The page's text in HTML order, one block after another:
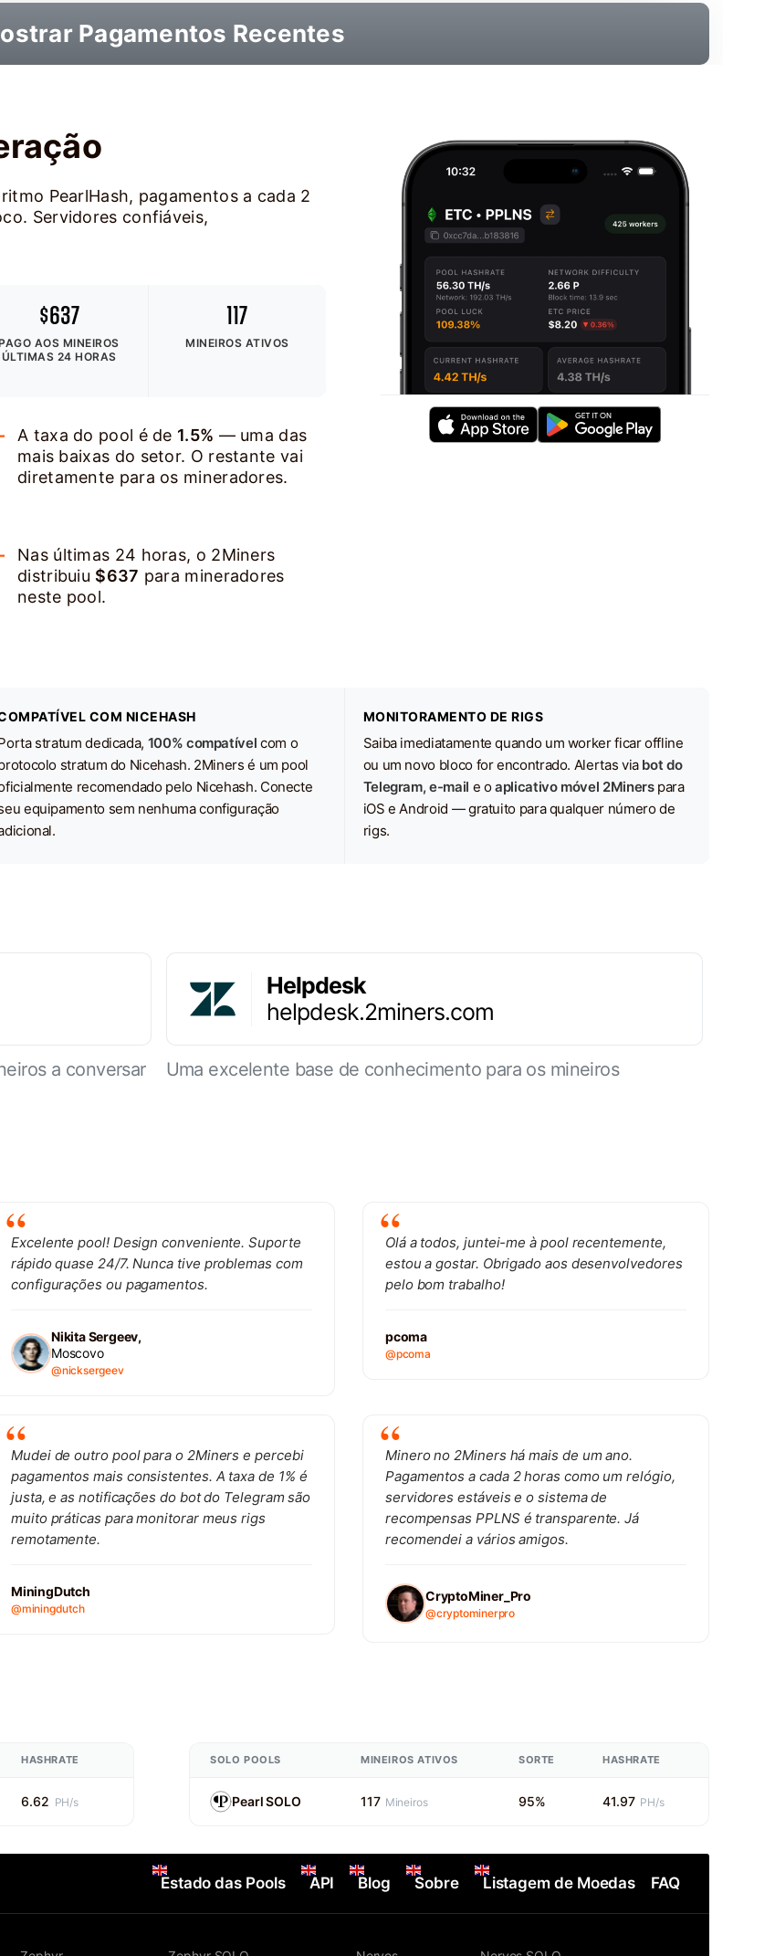
Pagamentos Recentes
PearlHash, pagamentos a cada 2
Servidores confiáveis,
$637
AOS MINEIROS
ÚLTIMAS 24 HORAS
117
MINEIROS ATIVOS
A taxa do pool é de 1.5% — uma das
mais baixas do setor. O restante vai
diretamente para os mineradores.
Nas últimas 24 horas, o 2Miners
distribuiu $637 para mineradores
neste pool.
COM NICEHASH
stratum dedicada, 100% compatível com o
stratum do Nicehash. 2Miners é um pool
recomendado pelo Nicehash. Conecte
equipamento sem nenhuma configuração
MONITORAMENTO DE RIGS
Saiba imediatamente quando um worker ficar offline
ou um novo bloco for encontrado. Alertas via bot do
Telegram, e-mail e oaplicativo móvel 2Minerspara
iOS e Android — gratuito para qualquer número de
rigs.
a conversar
Helpdesk
helpdesk.2miners.com
Uma excelente base de conhecimento para os mineiros
Excelente pool! Design conveniente. Suporte
rápido quase 24/7. Nunca tive problemas com
configurações ou pagamentos.
Nikita Sergeev,
Moscovo
@nicksergeev
Olá a todos, juntei-me à pool recentemente,
estou a gostar. Obrigado aos desenvolvedores
pelo bom trabalho!
pcoma
@pcoma
Mudei de outro pool para o 2Miners e percebi
pagamentos mais consistentes. A taxa de 1% é
justa, e as notificações do bot do Telegram são
muito práticas para monitorar meus rigs
remotamente.
MiningDutch
@miningdutch
Minero no 2Miners há mais de um ano.
Pagamentos a cada 2 horas como um relógio,
servidores estáveis e o sistema de
recompensas PPLNS é transparente. Já
recomendei a vários amigos.
CryptoMiner_Pro
@cryptominerpro
HASHRATE
6.62 PH/s
SOLO POOLS MINEIROS ATIVOS SORTE HASHRATE
Pearl SOLO 117 Mineiros 95% 41.97 PH/s
Estado das Pools API Blog Sobre Listagem de Moedas FAQ